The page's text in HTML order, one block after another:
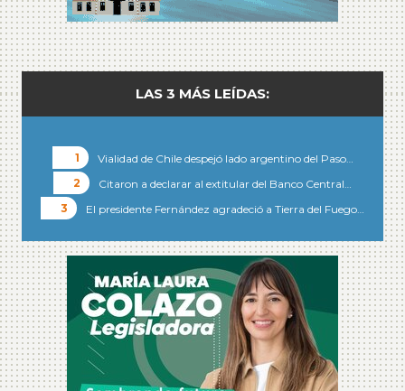
LAS 3 MÁS LEÍDAS:
Vialidad de Chile despejó lado argentino del Paso…
Citaron a declarar al extitular del Banco Central…
El presidente Fernández agradeció a Tierra del Fuego…